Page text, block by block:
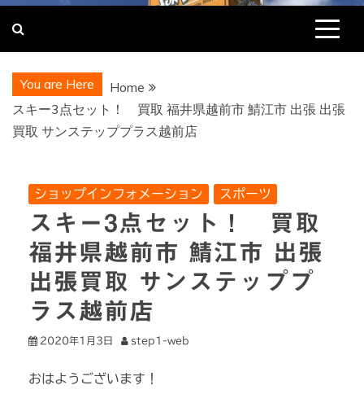
RECYCLE STORE ]
類・ブランド品・バッグ・時計・家具・家電・ホビー・雑
You are Here
Home
スキー3点セット！ 買取 福井県越前市 鯖江市 出張 出張
買取 サンステッププラス越前店
ショップインフォメーション スポーツ
スキー3点セット！ 買取
福井県越前市 鯖江市 出張
出張買取 サンステッププ
ラス越前店
2020年1月3日 step1-web
おはようございます！